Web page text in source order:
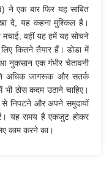
एक बार फिर यह साबित
दे, यह कहना मुश्किल है।
मचाई, वहीं यह हमें यह सोचने
कितने तैयार हैं। डोडा में
एक गंभीर चेतावनी
अधिक जागरूक और सतर्क
भी ठोस कदम उठाने चाहिए।
निपटने और अपने समुदायों
यह समय है एकजुट होकर
काम करने का।